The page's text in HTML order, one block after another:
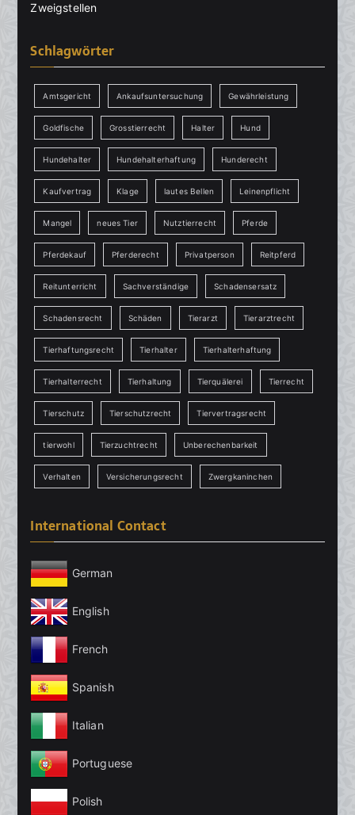
Zweigstellen
Schlagwörter
Amtsgericht Ankaufsuntersuchung Gewährleistung
Goldfische Grosstierrecht Halter Hund
Hundehalter Hundehalterhaftung Hunderecht
Kaufvertrag Klage lautes Bellen Leinenpflicht
Mangel neues Tier Nutztierrecht Pferde
Pferdekauf Pferderecht Privatperson Reitpferd
Reitunterricht Sachverständige Schadensersatz
Schadensrecht Schäden Tierarzt Tierarztrecht
Tierhaftungsrecht Tierhalter Tierhalterhaftung
Tierhalterrecht Tierhaltung Tierquälerei Tierrecht
Tierschutz Tierschutzrecht Tiervertragsrecht
tierwohl Tierzuchtrecht Unberechenbarkeit
Verhalten Versicherungsrecht Zwergkaninchen
International Contact
German
English
French
Spanish
Italian
Portuguese
Polish